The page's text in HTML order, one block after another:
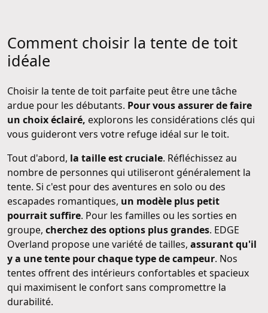
Comment choisir la tente de toit
idéale
Choisir la tente de toit parfaite peut être une tâche
ardue pour les débutants. Pour vous assurer de faire
un choix éclairé, explorons les considérations clés qui
vous guideront vers votre refuge idéal sur le toit.
Tout d'abord, la taille est cruciale. Réfléchissez au
nombre de personnes qui utiliseront généralement la
tente. Si c'est pour des aventures en solo ou des
escapades romantiques, un modèle plus petit
pourrait suffire. Pour les familles ou les sorties en
groupe, cherchez des options plus grandes. EDGE
Overland propose une variété de tailles, assurant qu'il
y a une tente pour chaque type de campeur. Nos
tentes offrent des intérieurs confortables et spacieux
qui maximisent le confort sans compromettre la
durabilité.